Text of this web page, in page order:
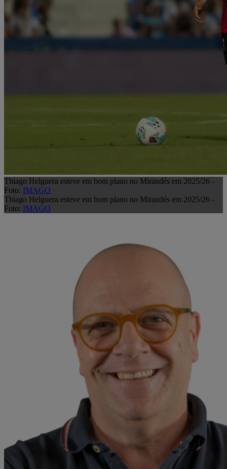
Thiago Helguera esteve em bom plano no Mirandés em 2025/26 -
Foto: IMAGO
Thiago Helguera esteve em bom plano no Mirandés em 2025/26 -
Foto: IMAGO